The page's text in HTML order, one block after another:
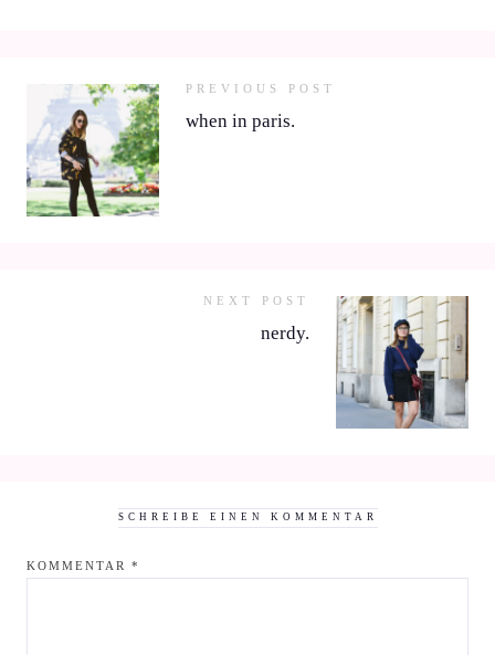
PREVIOUS POST
when in paris.
NEXT POST
nerdy.
SCHREIBE EINEN KOMMENTAR
KOMMENTAR *